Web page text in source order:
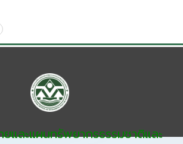
และแผนทรัพยากรธรรมชาติและ